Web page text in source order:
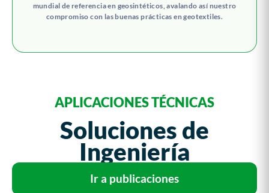
mundial de referencia en geosintéticos, avalando así nuestro
compromiso con las buenas prácticas en geotextiles.
APLICACIONES TÉCNICAS
Soluciones de
Ingeniería
Ir a publicaciones